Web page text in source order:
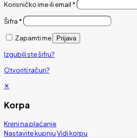
Korisničko ime ili email *
Šifra *
Zapamti me Prijava
Izgubili ste šifru?
Otvoriti račun?
✕
Korpa
Kreni na plaćanje
Nastavite kupnjuVidi korpu